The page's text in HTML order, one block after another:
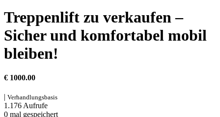
Treppenlift zu verkaufen –
Sicher und komfortabel mobil
bleiben!
€ 1000.00
| Verhandlungsbasis
1.176 Aufrufe
0 mal gespeichert